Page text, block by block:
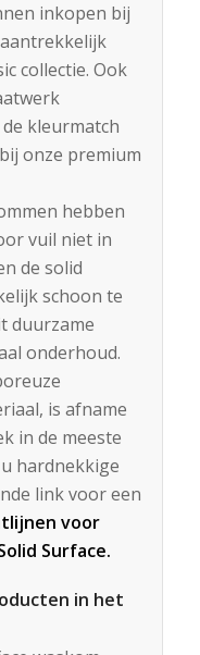
inkopen bij
collectie. Ook
kleurmatch
onze premium
hebben
vuil niet in
de solid
schoon te
duurzame
onderhoud.
is afname
in de meeste
hardnekkige
link voor een
voor
Surface.
in het